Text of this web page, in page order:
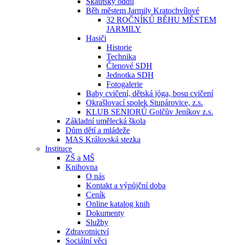
Běh městem Jarmily Kratochvílové
32 ROČNÍKŮ BĚHU MĚSTEM
JARMILY
Hasiči
Historie
Technika
Členové SDH
Jednotka SDH
Fotogalerie
Baby cvičení, dětská jóga, bosu cvičení
Okrašlovací spolek Stupárovice, z.s.
KLUB SENIORŮ Golčův Jeníkov z.s.
Základní umělecká škola
Dům dětí a mládeže
MAS Královská stezka
Instituce
ZŠ a MŠ
Knihovna
O nás
Kontakt a výpůjční doba
Ceník
Online katalog knih
Dokumenty
Služby
Zdravotnictví
Sociální věci